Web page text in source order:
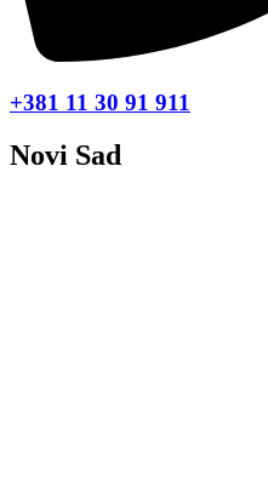
+381 11 30 91 911
Novi Sad